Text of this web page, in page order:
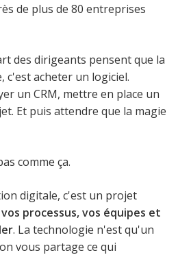
de plus de 80 entreprises
des dirigeants pensent que la
acheter un logiciel.
un CRM, mettre en place un
Et puis attendre que la magie
comme ça.
digitale, c'est un projet
vos processus, vos équipes et
. La technologie n'est qu'un
vous partage ce qui